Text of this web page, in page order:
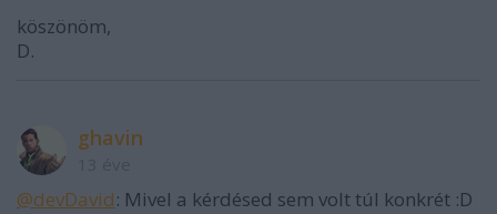
köszönöm,
D.
ghavin
@devDavid: Mivel a kérdésed sem volt túl konkrét :D